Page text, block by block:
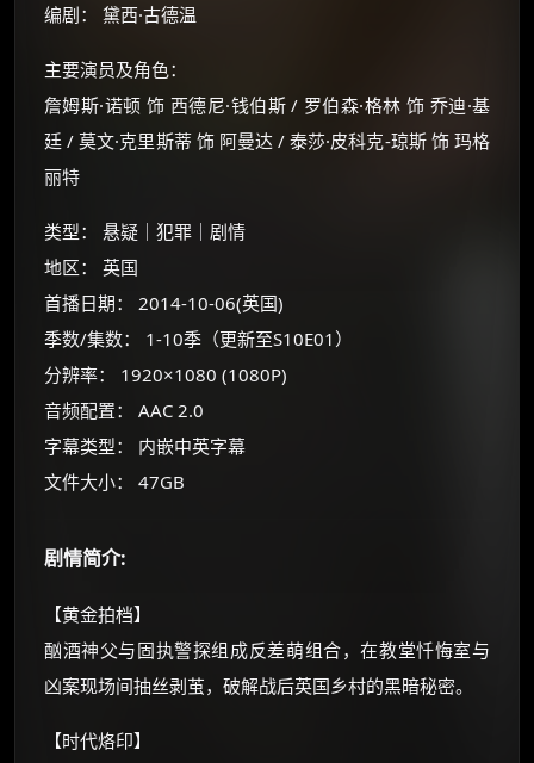
编剧： 黛西·古德温
主要演员及角色：
詹姆斯·诺顿 饰 西德尼·钱伯斯 / 罗伯森·格林 饰 乔迪·基
廷 / 莫文·克里斯蒂 饰 阿曼达 / 泰莎·皮科克-琼斯 饰 玛格
丽特
类型： 悬疑｜犯罪｜剧情
地区： 英国
首播日期： 2014-10-06(英国)
季数/集数： 1-10季（更新至S10E01）
分辨率： 1920×1080 (1080P)
音频配置： AAC 2.0
字幕类型： 内嵌中英字幕
文件大小： 47GB
剧情简介:
【黄金拍档】
酗酒神父与固执警探组成反差萌组合，在教堂忏悔室与
凶案现场间抽丝剥茧，破解战后英国乡村的黑暗秘密。
【时代烙印】
🧧 福利领取站
☕
优惠券、活动红包，每日可领。